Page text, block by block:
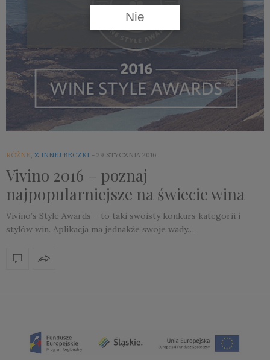
RÓŻNE, Z INNEJ BECZKI 29 STYCZNIA 2016
Vivino 2016 – poznaj
najpopularniejsze na świecie wina
Vivino’s Style Awards – to taki swoisty konkurs kategorii i
stylów win. Aplikacja ma jednakże swoje wady…
Nie